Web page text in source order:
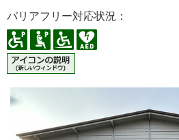
バリアフリー対応状況：